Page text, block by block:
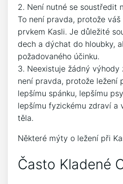
2. Není nutné se soustředit
To není pravda, protože
prvkem Kasli. Je důležité
dech a dýchat do hloubky,
požadovaného účinku.
3. Neexistuje žádný výhody
není pravda, protože ležení
lepšímu spánku, lepšímu
lepšímu fyzickému zdraví a
těla.
Některé mýty o ležení při
Často Kladené